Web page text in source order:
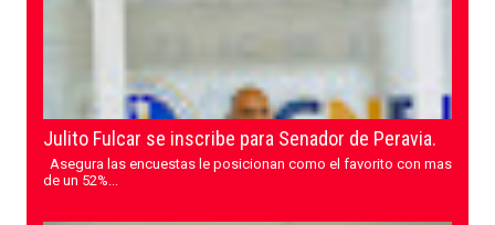
Julito Fulcar se inscribe para Senador de Peravia.
Asegura las encuestas le posicionan como el favorito con mas
de un 52%...